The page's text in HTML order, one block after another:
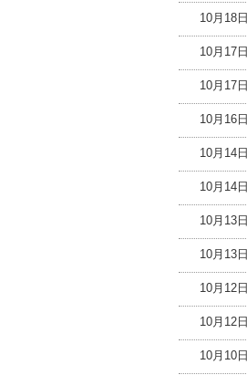
10月18日
10月17日
10月17日
10月16日
10月14日
10月14日
10月13日
10月13日
10月12日
10月12日
10月10日